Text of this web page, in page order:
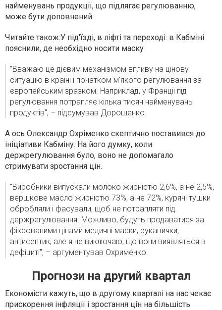
найменувань продукції, що підлягає регулюванню,
може бути доповнений.
Читайте також:У під'їзді, в ліфті та переході: в Кабміні
пояснили, де необхідно носити маску
"Вважаю це дієвим механізмом впливу на цінову
ситуацію в країні і початком м'якого регулювання за
європейським зразком. Наприклад, у Франції під
регулювання потрапляє кілька тисяч найменувань
продуктів", – підсумував Дорошенко.
А ось Олександр Охріменко скептично поставився до
ініціативи Кабміну. На його думку, коли
держрегулювання було, воно не допомагало
стримувати зростання цін.
"Виробники випускали молоко жирністю 2,6%, а не 2,5%,
вершкове масло жирністю 73%, а не 72%, курячі тушки
обробляли і фасували, щоб не потрапляти під
держрегулювання. Можливо, будуть продаватися за
фіксованими цінами медичні маски, рукавички,
антисептик, але я не виключаю, що вони виявляться в
дефіциті", – аргументував Охрименко.
Прогнози на другий квартал
Економісти кажуть, що в другому кварталі на нас чекає
прискорення інфляції і зростання цін на більшість